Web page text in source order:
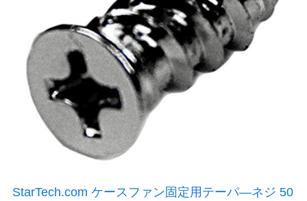
StarTech.com ケースファン固定用テーパ―ネジ 50